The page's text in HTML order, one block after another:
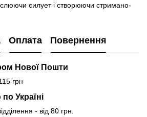
силует і створюючи стримано-
Оплата Повернення
Нової Пошти
грн
Україні
- від 80 грн.